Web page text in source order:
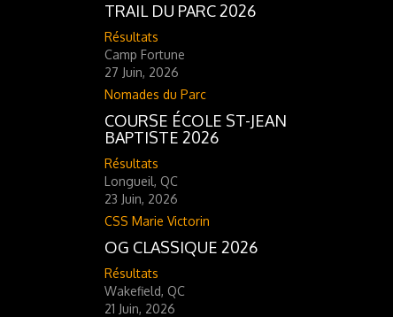
TRAIL DU PARC 2026
Résultats
Camp Fortune
27 Juin, 2026
Nomades du Parc
COURSE ÉCOLE ST-JEAN
BAPTISTE 2026
Résultats
Longueil, QC
23 Juin, 2026
CSS Marie Victorin
OG CLASSIQUE 2026
Résultats
Wakefield, QC
21 Juin, 2026